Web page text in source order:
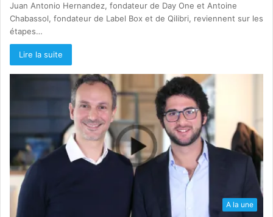
Juan Antonio Hernandez, fondateur de Day One et Antoine
Chabassol, fondateur de Label Box et de Qilibri, reviennent sur les
étapes…
Lire la suite
A la une